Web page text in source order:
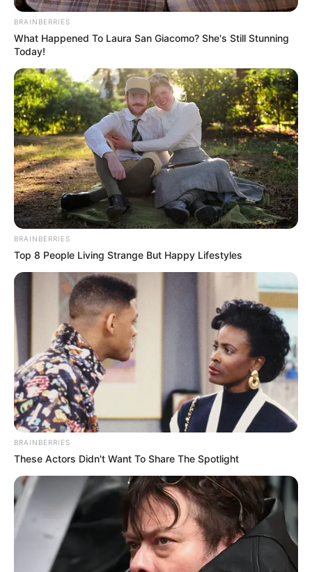
2. ใส่นาฬิกา หรือกำไลข้อมือข้างขวาเป็นคนที่บุญวาสนาดี
พูดจามีความน่าเชื่อถือ กล้าได้กล้าเสียชอบลงมือทำสิ่ง
ต่างๆด้สยตนเองมากกว่าให้คนอื่นมาช่วย อยู่อาศัยไม่เป็นที่
ชอบงานที่เป็นอิสระไม่ขึ้นตรงกับใคร การลงทุนในด้านของ
เคหะสถาน การเงิน และงานที่เกี่ยวข้องกับบริวารหรือ
ติดต่อประสานงานกับคนอื่น จะส่งผลให้มีความสำเร็จดี
3. สะพายกระเป๋าด้านซ้ายแสดงถึงการเป็นคนที่ใช้เงินเก่ง
มีรายจ่ายอยู่ตลอดเลา มีเพื่อนมาก ไม่ชอบเอาเปรียบใคร
และไม่ยอมให้ใครมาเอาเปรียบเช่นกัน มีสติปัญญาเฉลียว
ฉลาด เป็นนักวางแผนที่ดี มีอาชีพประจำมากกว่าอาชีพ
อิสระ
4. สะพายกระเป๋าด้านขวาเป็นคนกล้าได้กล้าเสีย เก็บเงิน
BRAINBERRIES
What Happened To Laura San Giacomo? She's Still Stunning
Today!
BRAINBERRIES
Top 8 People Living Strange But Happy Lifestyles
BRAINBERRIES
These Actors Didn't Want To Share The Spotlight